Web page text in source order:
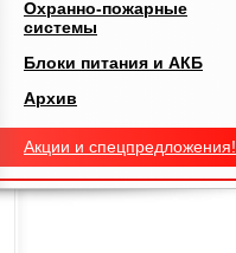
Охранно-пожарные
системы
Блоки питания и АКБ
Архив
Акции и спецпредложения!